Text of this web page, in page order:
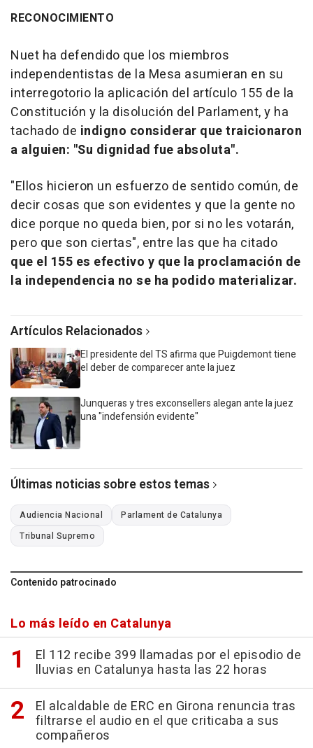
RECONOCIMIENTO
Nuet ha defendido que los miembros
independentistas de la Mesa asumieran en su
interregotorio la aplicación del artículo 155 de la
Constitución y la disolución del Parlament, y ha
tachado de indigno considerar que traicionaron
a alguien: "Su dignidad fue absoluta".
"Ellos hicieron un esfuerzo de sentido común, de
decir cosas que son evidentes y que la gente no
dice porque no queda bien, por si no les votarán,
pero que son ciertas", entre las que ha citado
que el 155 es efectivo y que la proclamación de
la independencia no se ha podido materializar.
Artículos Relacionados
El presidente del TS afirma que Puigdemont tiene
el deber de comparecer ante la juez
Junqueras y tres exconsellers alegan ante la juez
una "indefensión evidente"
Últimas noticias sobre estos temas
Audiencia Nacional
Parlament de Catalunya
Tribunal Supremo
Contenido patrocinado
Lo más leído en Catalunya
El 112 recibe 399 llamadas por el episodio de
lluvias en Catalunya hasta las 22 horas
El alcaldable de ERC en Girona renuncia tras
filtrarse el audio en el que criticaba a sus
compañeros